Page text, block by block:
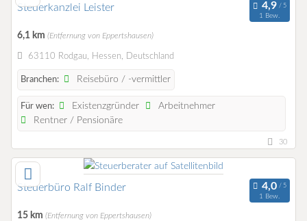
Steuerkanzlei Leister
1 Bew.
6,1 km (Entfernung von Eppertshausen)
63110 Rodgau, Hessen, Deutschland
Branchen: Reisebüro / -vermittler
Für wen: Existenzgründer
Arbeitnehmer
Rentner / Pensionäre
30
Steuerbüro Ralf Binder
1 Bew.
15 km (Entfernung von Eppertshausen)